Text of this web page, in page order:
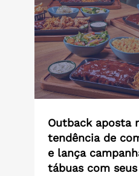
Outback aposta
tendência de
e lança
tábuas com